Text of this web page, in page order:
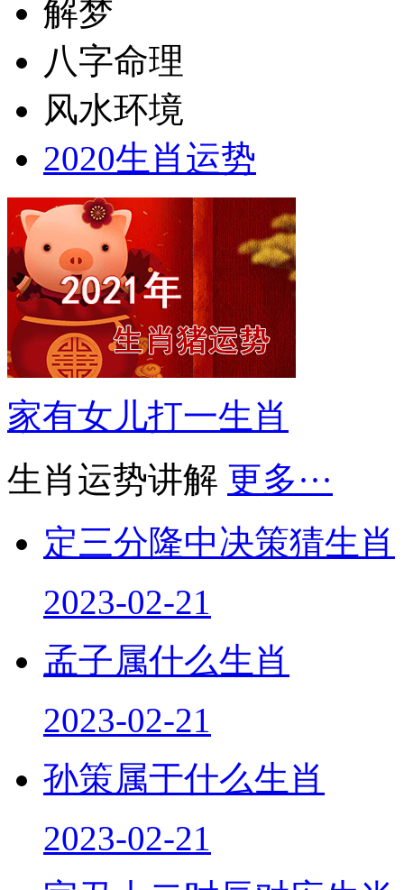
解梦
八字命理
风水环境
2020生肖运势
家有女儿打一生肖
生肖运势讲解 更多···
定三分隆中决策猜生肖
2023-02-21
孟子属什么生肖
2023-02-21
孙策属于什么生肖
2023-02-21